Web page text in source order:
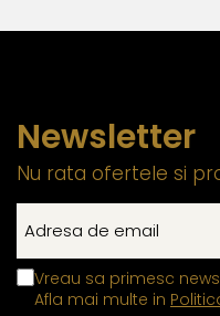
Newsletter
Nu rata ofertele si
Vreau sa primesc
Afla mai multe in